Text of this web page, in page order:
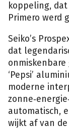
koppeling,
Primero werd
Seiko’s
dat
‘Pepsi’
moderne
automatisch,
wijkt af van